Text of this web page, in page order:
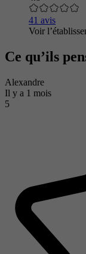
41 avis
Voir
Ce qu’ils
Alexandre
Il y a 1 mois
5